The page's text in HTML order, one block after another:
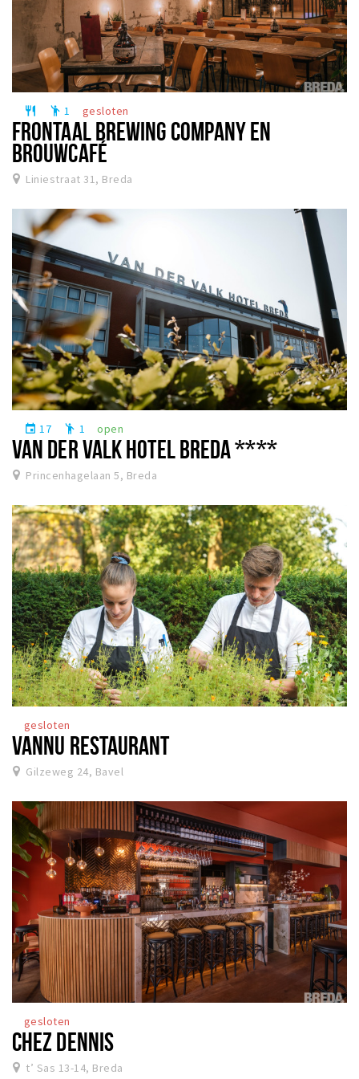
restaurant emoji_people 1 gesloten
FRONTAAL BREWING COMPANY EN
BROUWCAFÉ
Liniestraat 31, Breda
event 17 emoji_people 1 open
VAN DER VALK HOTEL BREDA ****
Princenhagelaan 5, Breda
gesloten
VANNU RESTAURANT
Gilzeweg 24, Bavel
gesloten
CHEZ DENNIS
t’ Sas 13-14, Breda